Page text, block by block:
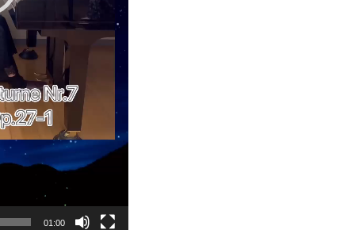
01:00